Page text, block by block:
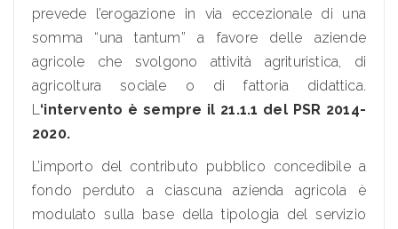
prevede l’erogazione in via eccezionale di una
somma “una tantum” a favore delle aziende
agricole che svolgono attività agrituristica, di
agricoltura sociale o di fattoria didattica.
L‘intervento è sempre il 21.1.1 del PSR 2014-
2020.
L’importo del contributo pubblico concedibile a
fondo perduto a ciascuna azienda agricola è
modulato sulla base della tipologia del servizio